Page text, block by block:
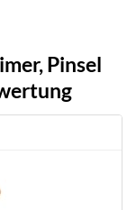
Pinsel